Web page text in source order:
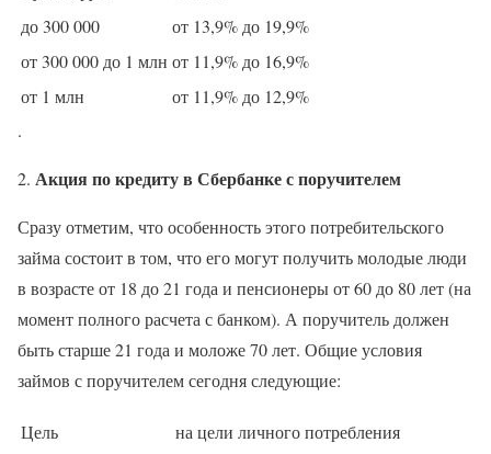
до 300 000
от 13,9% до 19,9%
от 300 000 до 1 млн от 11,9% до 16,9%
от 1 млн
от 11,9% до 12,9%
.
2. Акция по кредиту в Сбербанке с поручителем
Сразу отметим, что особенность этого потребительского
займа состоит в том, что его могут получить молодые люди
в возрасте от 18 до 21 года и пенсионеры от 60 до 80 лет (на
момент полного расчета с банком). А поручитель должен
быть старше 21 года и моложе 70 лет. Общие условия
займов с поручителем сегодня следующие:
Цель
на цели личного потребления